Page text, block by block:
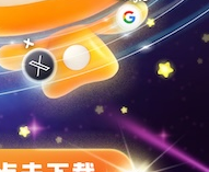
支持[0] 反对[0]